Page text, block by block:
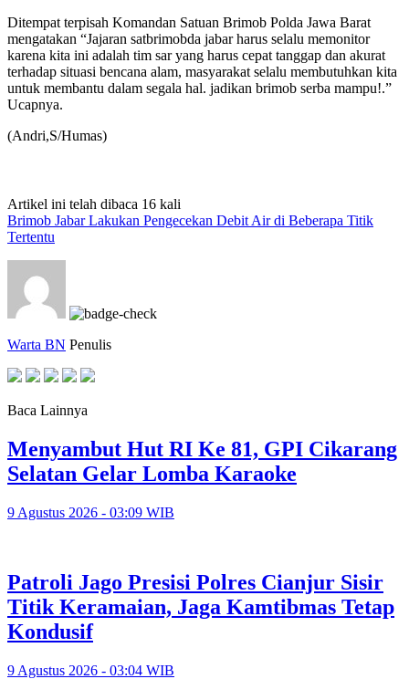
Ditempat terpisah Komandan Satuan Brimob Polda Jawa Barat
mengatakan “Jajaran satbrimobda jabar harus selalu memonitor
karena kita ini adalah tim sar yang harus cepat tanggap dan akurat
terhadap situasi bencana alam, masyarakat selalu membutuhkan kita
untuk membantu dalam segala hal. jadikan brimob serba mampu!.”
Ucapnya.
(Andri,S/Humas)
Artikel ini telah dibaca 16 kali
Brimob Jabar Lakukan Pengecekan Debit Air di Beberapa Titik
Tertentu
Warta BN Penulis
Baca Lainnya
Menyambut Hut RI Ke 81, GPI Cikarang
Selatan Gelar Lomba Karaoke
9 Agustus 2026 - 03:09 WIB
Patroli Jago Presisi Polres Cianjur Sisir
Titik Keramaian, Jaga Kamtibmas Tetap
Kondusif
9 Agustus 2026 - 03:04 WIB